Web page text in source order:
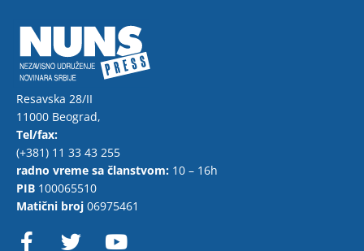
Resavska 28/II
11000 Beograd,
Tel/fax:
(+381) 11 33 43 255
radno vreme sa članstvom: 10 – 16h
PIB 100065510
Matični broj 06975461
F
a w o